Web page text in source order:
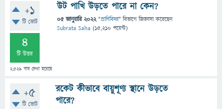
+1
টি ভোট
4
টি উত্তর
2,529 বার দেখা হয়েছে
উট পাখি উড়তে পারে না কেন?
05 জানুয়ারি 2022 "প্রাণিবিদ্যা" বিভাগে জিজ্ঞাসাকরেছেন
Subrata Saha (15,210 পয়েন্ট)
+5
টি ভোট
রকেট কীভাবে বায়ুশূণ্য স্থানে উড়তে
পারে?